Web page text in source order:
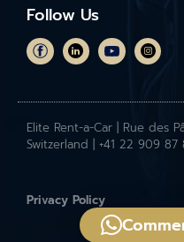
Follow Us
Elite Rent-a-Car | Rue des
Switzerland | +41 22 909 87
Privacy Policy